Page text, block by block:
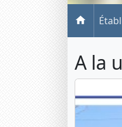
A la